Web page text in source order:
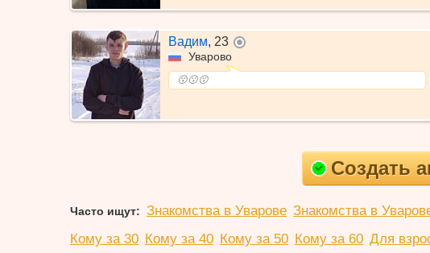
Вадим, 23
Уварово
😗😗😗
Создать
Часто ищут: Знакомства в Уварове Знакомства в
Кому за 30 Кому за 40 Кому за 50 Кому за 60 Для